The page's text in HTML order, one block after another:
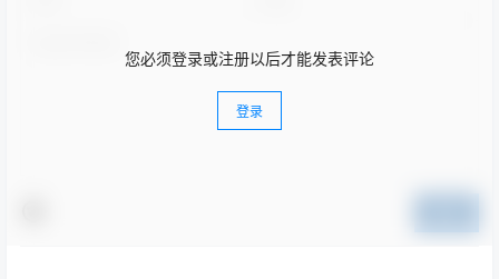
您必须登录或注册以后才能发表评论
登录